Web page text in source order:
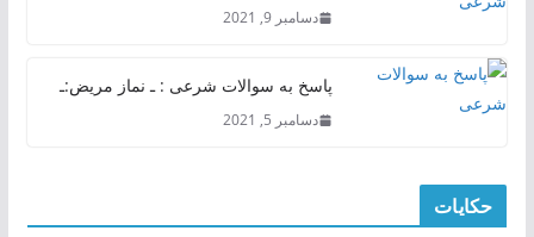
دسامبر 9, 2021
پاسخ به سوالات شرعی : ـ نماز مریض:ـ
دسامبر 5, 2021
حکایات